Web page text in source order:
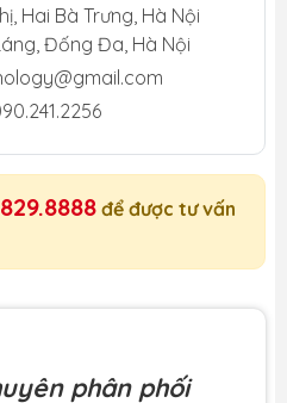
Hai Bà Trưng, Hà Nội
Đống Đa, Hà Nội
để được tư vấn
phân phối